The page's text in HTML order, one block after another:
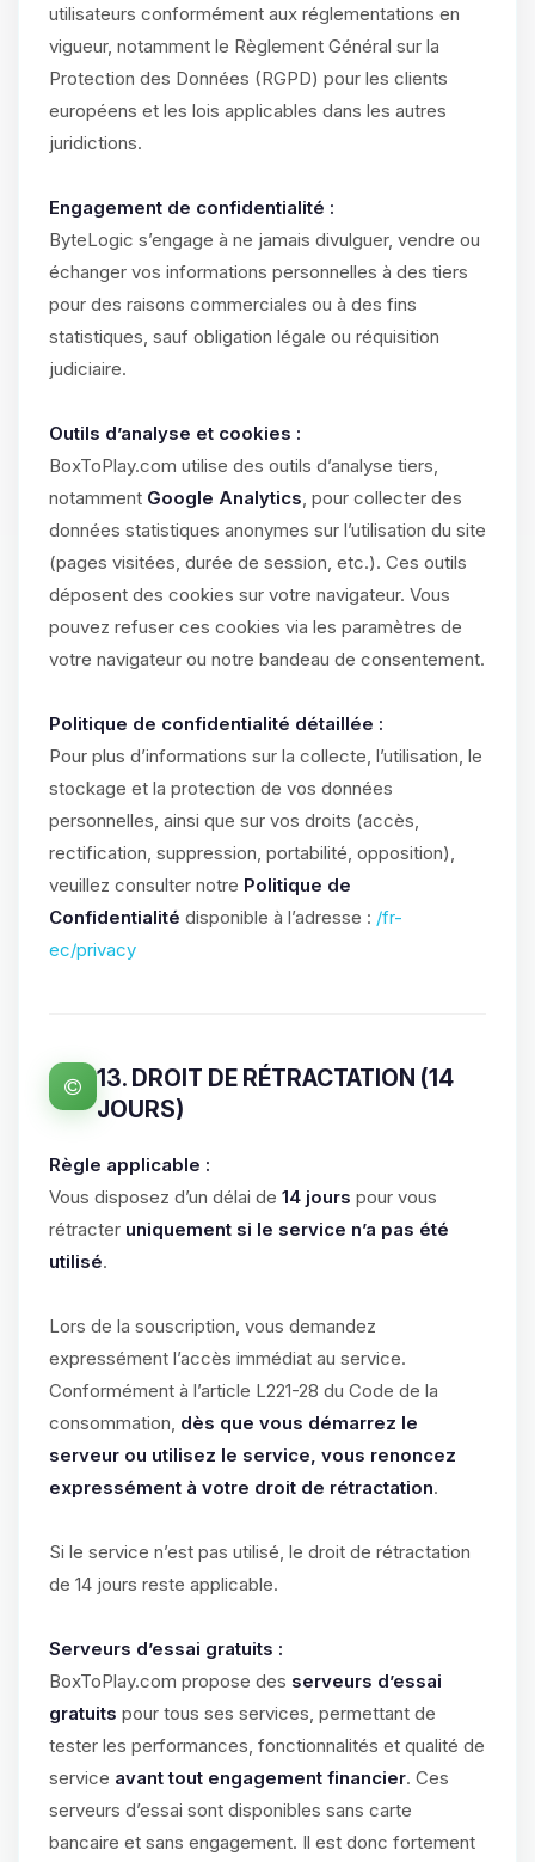
utilisateurs conformément aux réglementations en
vigueur, notamment le Règlement Général sur la
Protection des Données (RGPD) pour les clients
européens et les lois applicables dans les autres
juridictions.
Engagement de confidentialité :
ByteLogic s’engage à ne jamais divulguer, vendre ou
échanger vos informations personnelles à des tiers
pour des raisons commerciales ou à des fins
statistiques, sauf obligation légale ou réquisition
judiciaire.
Outils d’analyse et cookies :
BoxToPlay.com utilise des outils d’analyse tiers,
notamment Google Analytics, pour collecter des
données statistiques anonymes sur l’utilisation du site
(pages visitées, durée de session, etc.). Ces outils
déposent des cookies sur votre navigateur. Vous
pouvez refuser ces cookies via les paramètres de
votre navigateur ou notre bandeau de consentement.
Politique de confidentialité détaillée :
Pour plus d’informations sur la collecte, l’utilisation, le
stockage et la protection de vos données
personnelles, ainsi que sur vos droits (accès,
rectification, suppression, portabilité, opposition),
veuillez consulter notre Politique de
Confidentialité disponible à l’adresse : /fr-
ec/privacy
13. DROIT DE RÉTRACTATION (14
JOURS)
Règle applicable :
Vous disposez d’un délai de 14 jours pour vous
rétracter uniquement si le service n’a pas été
utilisé.
Lors de la souscription, vous demandez
expressément l’accès immédiat au service.
Conformément à l’article L221-28 du Code de la
consommation, dès que vous démarrez le
serveur ou utilisez le service, vous renoncez
expressément à votre droit de rétractation.
Si le service n’est pas utilisé, le droit de rétractation
de 14 jours reste applicable.
Serveurs d’essai gratuits :
BoxToPlay.com propose des serveurs d’essai
gratuits pour tous ses services, permettant de
tester les performances, fonctionnalités et qualité de
service avant tout engagement financier. Ces
serveurs d’essai sont disponibles sans carte
bancaire et sans engagement. Il est donc fortement